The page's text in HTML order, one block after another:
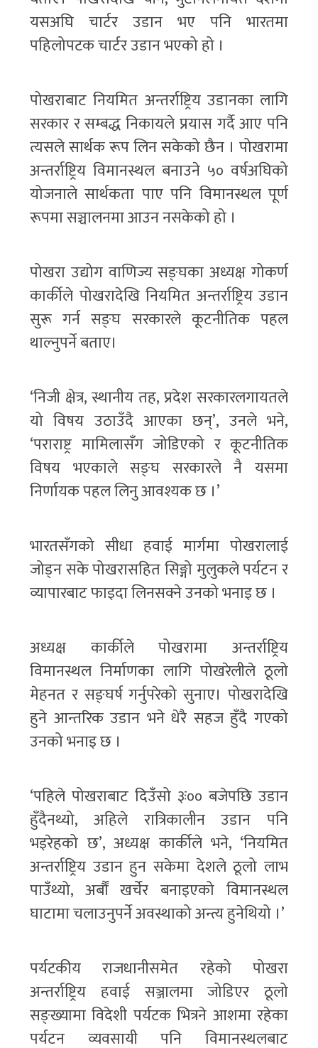
यसअघि चार्टर उडान भए पनि भारतमा
पहिलोपटक चार्टर उडान भएको हो ।
पोखराबाट नियमित अन्तर्राष्ट्रिय उडानका लागि
सरकार र सम्बद्ध निकायले प्रयास गर्दै आए पनि
त्यसले सार्थक रूप लिन सकेको छैन । पोखरामा
अन्तर्राष्ट्रिय विमानस्थल बनाउने ५० वर्षअघिको
योजनाले सार्थकता पाए पनि विमानस्थल पूर्ण
रूपमा सञ्चालनमा आउन नसकेको हो ।
पोखरा उद्योग वाणिज्य सङ्घका अध्यक्ष गोकर्ण
कार्कीले पोखरादेखि नियमित अन्तर्राष्ट्रिय उडान
सुरू गर्न सङ्घ सरकारले कूटनीतिक पहल
थाल्नुपर्ने बताए।
‘निजी क्षेत्र, स्थानीय तह, प्रदेश सरकारलगायतले
यो विषय उठाउँदै आएका छन्’, उनले भने,
‘पराराष्ट्र मामिलासँग जोडिएको र कूटनीतिक
विषय भएकाले सङ्घ सरकारले नै यसमा
निर्णायक पहल लिनु आवश्यक छ ।’
भारतसँगको सीधा हवाई मार्गमा पोखरालाई
जोड्न सके पोखरासहित सिङ्गो मुलुकले पर्यटन र
व्यापारबाट फाइदा लिनसक्ने उनको भनाइ छ ।
अध्यक्ष कार्कीले पोखरामा अन्तर्राष्ट्रिय
विमानस्थल निर्माणका लागि पोखरेलीले ठूलो
मेहनत र सङ्घर्ष गर्नुपरेको सुनाए। पोखरादेखि
हुने आन्तरिक उडान भने धेरै सहज हुँदै गएको
उनको भनाइ छ ।
‘पहिले पोखराबाट दिउँसो ३ः०० बजेपछि उडान
हुँदैनथ्यो, अहिले रात्रिकालीन उडान पनि
भइरेहको छ’, अध्यक्ष कार्कीले भने, ‘नियमित
अन्तर्राष्ट्रिय उडान हुन सकेमा देशले ठूलो लाभ
पाउँथ्यो, अर्बौं खर्चेर बनाइएको विमानस्थल
घाटामा चलाउनुपर्ने अवस्थाको अन्त्य हुनेथियो ।’
पर्यटकीय राजधानीसमेत रहेको पोखरा
अन्तर्राष्ट्रिय हवाई सञ्जालमा जोडिएर ठूलो
सङ्ख्यामा विदेशी पर्यटक भित्रने आशमा रहेका
पर्यटन व्यवसायी पनि विमानस्थलबाट